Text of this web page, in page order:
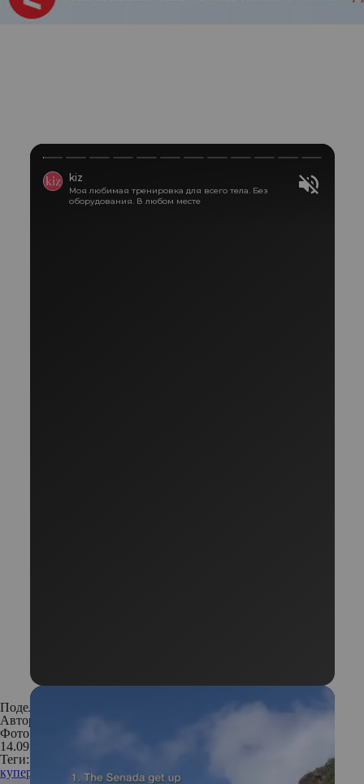
Поделиться:
Автор:
Фото: Legion Media
14.09.2018
Теги:
купероз
уход за лицом уход за кожей